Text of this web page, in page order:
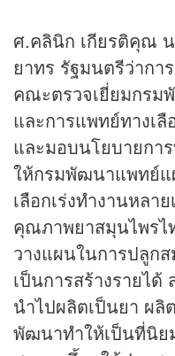
ศ.คลินิก เกียรติคุณ
ยาทร รัฐมนตรีว่ากา
คณะตรวจเยี่ยมกรม
และการแพทย์ทางเ
และมอบนโยบายกา
ให้กรมพัฒนาแพทย์แ
เลือกเร่งทำงานหลา
คุณภาพยาสมุนไพรไ
วางแผนในการปลูก
เป็นการสร้างรายไ
นำไปผลิตเป็นยา ผ
พัฒนาทำให้เป็นที่นิย